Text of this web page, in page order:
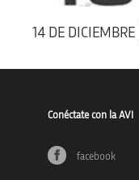
14 DE
Conéctate con la AVI
facebook